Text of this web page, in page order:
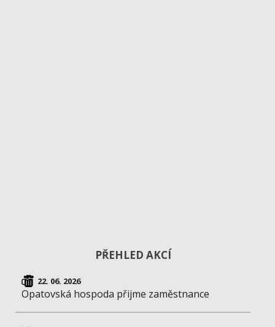
PŘEHLED AKCÍ
22. 06. 2026
Opatovská hospoda přijme zaměstnance